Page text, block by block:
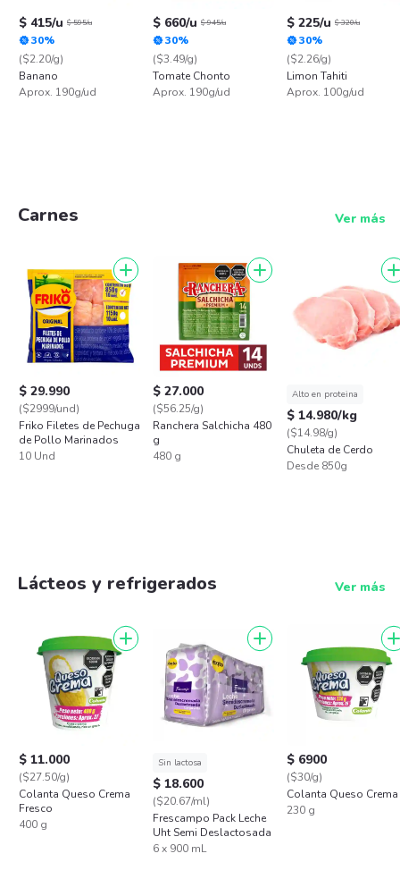
$ 415/u $ 595/u
30%
($2.20/g)
Banano
Aprox. 190g/ud
$ 660/u $ 945/u
30%
($3.49/g)
Tomate Chonto
Aprox. 190g/ud
$ 225/u $ 320/u
30%
($2.26/g)
Limon Tahiti
Aprox. 100g/ud
Carnes Ver más
$ 29.990
($2999/und)
Friko Filetes de Pechuga
de Pollo Marinados
10 Und
$ 27.000
($56.25/g)
Ranchera Salchicha 480
g
480 g
Alto en proteina
$ 14.980/kg
($14.98/g)
Chuleta de Cerdo
Desde 850g
Lácteos y refrigerados Ver más
$ 11.000
($27.50/g)
Colanta Queso Crema
Fresco
400 g
Sin lactosa
$ 18.600
($20.67/ml)
Frescampo Pack Leche
Uht Semi Deslactosada
6 x 900 mL
$ 6900
($30/g)
Colanta Queso Crema
230 g